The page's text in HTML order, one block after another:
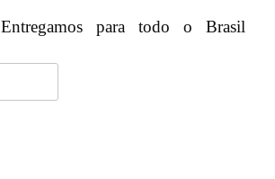
Entregamos para todo o Brasil